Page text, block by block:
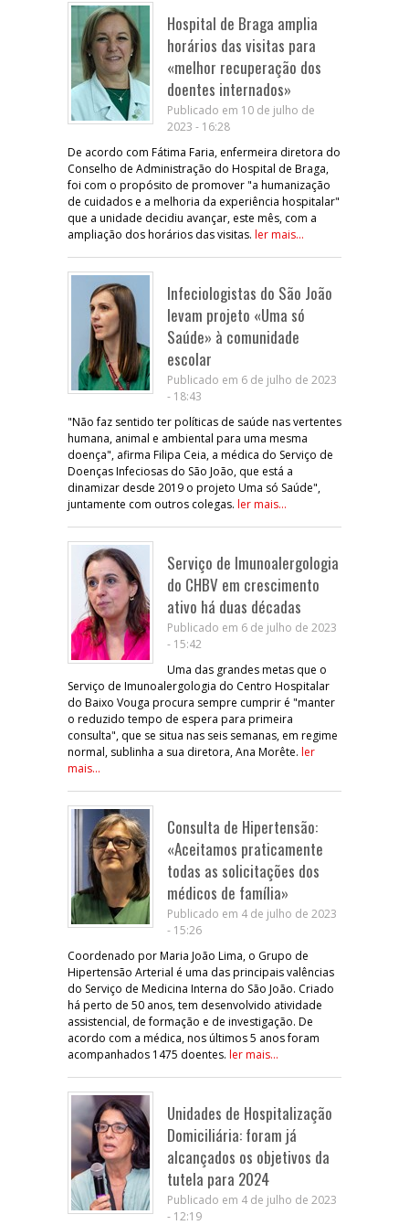
Hospital de Braga amplia
horários das visitas para
«melhor recuperação dos
doentes internados»
Publicado em 10 de julho de
2023 - 16:28
De acordo com Fátima Faria, enfermeira diretora do
Conselho de Administração do Hospital de Braga,
foi com o propósito de promover "a humanização
de cuidados e a melhoria da experiência hospitalar"
que a unidade decidiu avançar, este mês, com a
ampliação dos horários das visitas. ler mais...
Infeciologistas do São João
levam projeto «Uma só
Saúde» à comunidade
escolar
Publicado em 6 de julho de 2023
- 18:43
"Não faz sentido ter políticas de saúde nas vertentes
humana, animal e ambiental para uma mesma
doença", afirma Filipa Ceia, a médica do Serviço de
Doenças Infeciosas do São João, que está a
dinamizar desde 2019 o projeto Uma só Saúde",
juntamente com outros colegas. ler mais...
Serviço de Imunoalergologia
do CHBV em crescimento
ativo há duas décadas
Publicado em 6 de julho de 2023
- 15:42
Uma das grandes metas que o
Serviço de Imunoalergologia do Centro Hospitalar
do Baixo Vouga procura sempre cumprir é "manter
o reduzido tempo de espera para primeira
consulta", que se situa nas seis semanas, em regime
normal, sublinha a sua diretora, Ana Morête. ler
mais...
Consulta de Hipertensão:
«Aceitamos praticamente
todas as solicitações dos
médicos de família»
Publicado em 4 de julho de 2023
- 15:26
Coordenado por Maria João Lima, o Grupo de
Hipertensão Arterial é uma das principais valências
do Serviço de Medicina Interna do São João. Criado
há perto de 50 anos, tem desenvolvido atividade
assistencial, de formação e de investigação. De
acordo com a médica, nos últimos 5 anos foram
acompanhados 1475 doentes. ler mais...
Unidades de Hospitalização
Domiciliária: foram já
alcançados os objetivos da
tutela para 2024
Publicado em 4 de julho de 2023
- 12:19